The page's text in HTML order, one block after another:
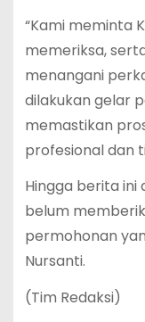
“Kami meminta
memeriksa,
menangani
dilakukan gelar
memastikan
profesional dan
Hingga berita ini
belum
permohonan
Nursanti.
(Tim Redaksi)